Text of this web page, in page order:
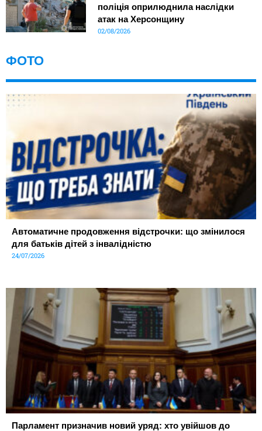
поліція оприлюднила наслідки
атак на Херсонщину
02/08/2026
ФОТО
Автоматичне продовження відстрочки: що змінилося
для батьків дітей з інвалідністю
24/07/2026
Парламент призначив новий уряд: хто увійшов до